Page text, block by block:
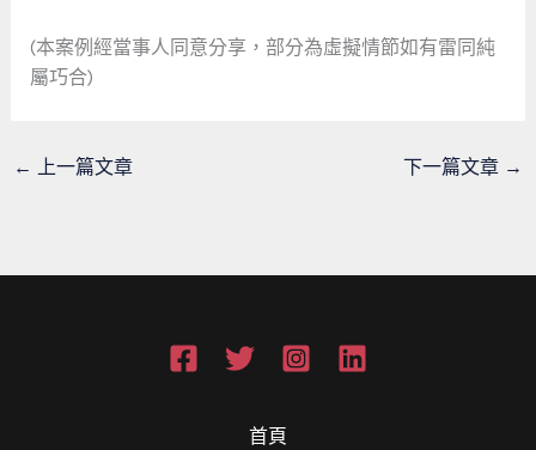
(本案例經當事人同意分享，部分為虛擬情節如有雷同純
屬巧合)
← 上一篇文章 下一篇文章 →
首頁